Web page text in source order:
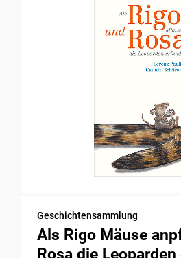
Geschichtensammlung
Als Rigo Mäuse
Rosa die